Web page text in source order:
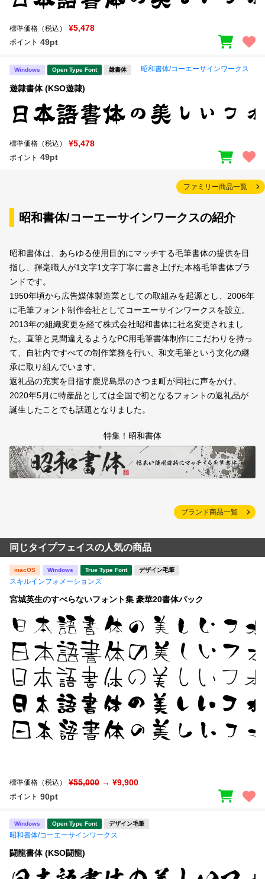
標準価格（税込） ¥5,478
ポイント 49pt
Windows Open Type Font 隷書体 昭和書体/コーエーサインワークス
遊隷書体 (KSO遊隷)
標準価格（税込） ¥5,478
ポイント 49pt
ファミリー商品一覧
昭和書体/コーエーサインワークスの紹介
昭和書体は、あらゆる使用目的にマッチする毛筆書体の提供を目
指し、揮毫職人が1文字1文字丁寧に書き上げた本格毛筆書体ブラ
ンドです。
1950年頃から広告媒体製造業としての取組みを起源とし、2006年
に毛筆フォント制作会社としてコーエーサインワークスを設立。
2013年の組織変更を経て株式会社昭和書体に社名変更されまし
た。直筆と見間違えるようなPC用毛筆書体制作にこだわりを持っ
て、自社内ですべての制作業務を行い、和文毛筆という文化の継
承に取り組んでいます。
返礼品の充実を目指す鹿児島県のさつま町が同社に声をかけ、
2020年5月に特産品としては全国で初となるフォントの返礼品が
誕生したことでも話題となりました。
特集！昭和書体
ブランド商品一覧
同じタイプフェイスの人気の商品
macOS Windows True Type Font デザイン毛筆
スキルインフォメーションズ
宮城英生のすべらないフォント集 豪華20書体パック
標準価格（税込） ¥55,000 → ¥9,900
ポイント 90pt
Windows Open Type Font デザイン毛筆
昭和書体/コーエーサインワークス
闘龍書体 (KSO闘龍)